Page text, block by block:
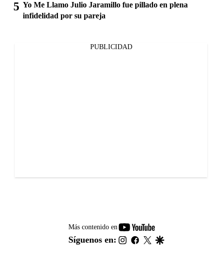
Yo Me Llamo Julio Jaramillo fue pillado en plena
infidelidad por su pareja
PUBLICIDAD
Más contenido en
youtube-
footer
Síguenos en: instagram
facebook
twitter